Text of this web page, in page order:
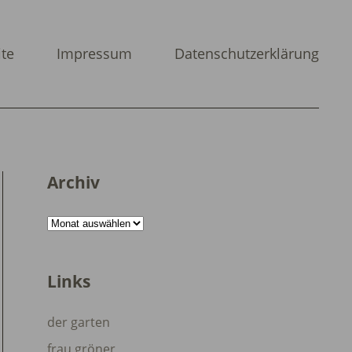
Impressum Datenschutzerklärung
Archiv
Archiv
Links
der garten